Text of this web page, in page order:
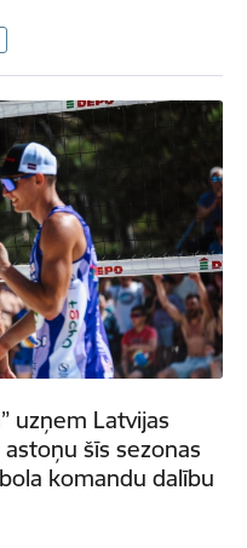
uzņem Latvijas
šīs sezonas
komandu dalību